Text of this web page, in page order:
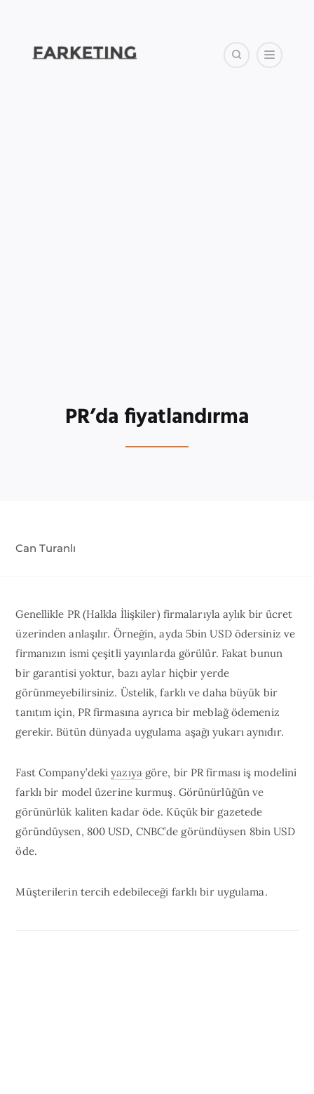
PR’da fiyatlandırma
Can Turanlı
Genellikle PR (Halkla İlişkiler) firmalarıyla aylık bir ücret
üzerinden anlaşılır. Örneğin, ayda 5bin USD ödersiniz ve
firmanızın ismi çeşitli yayınlarda görülür. Fakat bunun
bir garantisi yoktur, bazı aylar hiçbir yerde
görünmeyebilirsiniz. Üstelik, farklı ve daha büyük bir
tanıtım için, PR firmasına ayrıca bir meblağ ödemeniz
gerekir. Bütün dünyada uygulama aşağı yukarı aynıdır.
Fast Company’dekiyazıyagöre, bir PR firması iş modelini
farklı bir model üzerine kurmuş. Görünürlüğün ve
görünürlük kaliten kadar öde. Küçük bir gazetede
göründüysen, 800 USD, CNBC’de göründüysen 8bin USD
öde.
Müşterilerin tercih edebileceği farklı bir uygulama.